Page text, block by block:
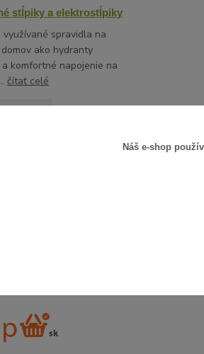
stĺpiky a elektrostĺpiky
spravidla na
ako hydranty
komfortné napojenie na
čítať celé
Náš e-shop